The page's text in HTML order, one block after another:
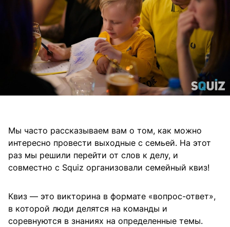
Мы часто рассказываем вам о том, как можно
интересно провести выходные с семьей. На этот
раз мы решили перейти от слов к делу, и
совместно с Squiz организовали семейный квиз!
Квиз — это викторина в формате «вопрос-ответ»,
в которой люди делятся на команды и
соревнуются в знаниях на определенные темы.